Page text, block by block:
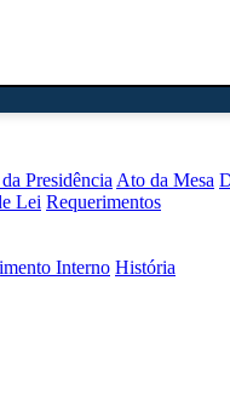
Presidência Ato da Mesa
Lei Requerimentos
Interno História